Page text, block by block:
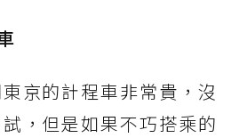
京的計程車非常貴，沒
，但是如果不巧搭乘的